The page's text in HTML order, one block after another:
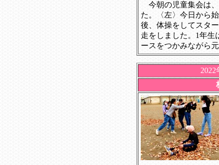
今朝の児童集会は
た。〈左〉今日から
後、体操をしてスタ
走をしました。1年生
ースをつかみながら